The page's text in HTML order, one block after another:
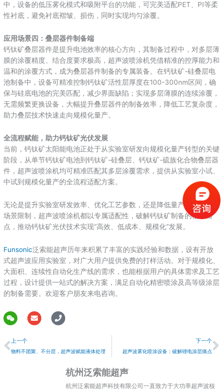
中，设备的低压雾化模式和吸附平台的功能，可完美适配PET、PI等柔
性衬底，避免衬底褶皱、损伤，同时实现均匀涂覆。
应用场景四：叠层器件制备端
钙钛矿叠层器件是提升电池效率的核心方向，其制备过程中，对多层薄
膜的涂覆精度、结合度要求极高，超声波喷涂机凭借精准的控厚能力和
温和的涂覆方式，成为叠层器件制备的专属装备。在钙钛矿-硅叠层电
池制备中，设备可精准控制钙钛矿活性层厚度在100-300nm区间，确
保与硅底电池的完美匹配，减少界面缺陷；实现多层薄膜的连续涂覆，
无需频繁更换设备，大幅提升叠层器件的制备效率，降低工艺复杂度，
助力叠层技术快速走向规模化量产。
全流程赋能，助力钙钛矿光伏发展
当前，钙钛矿太阳能电池正处于从实验室研发向规模化量产转型的关键
阶段，从单节钙钛矿电池到钙钛矿-硅叠层、钙钛矿-硫族化合物叠层器
件，超声波喷涂机均可精准匹配其多层涂覆需求，提供从实验室小试、
中试到规模化量产的全流程适配方案。
无论是提升实验室研发效率、优化工艺参数，还是降低量产成本、突破
场景限制，超声波喷涂机都以专属适配性，破解钙钛矿制备的核心痛
点，推动钙钛矿光伏技术实现“高效、低成本、规模化”发展。
Funsonic泛索能超声历年来积累了丰富的实践经验和数据，设有开放
式超声波应用实验室，对广大用户提供免费的打样活动。对于规模化、
大面积、连续性自动化生产线的需求，也能根据用户的具体需求及工艺
过程，设计提供一站式的解决方案，满足自动化精密喷涂及高等级涂层
的制备需要。欢迎客户朋友来电咨询。
W
x
i
E
l
P
e
上一个
上一个
物料不团聚、不分层，超声波赋能液体处理
下一个
超声波雾化喷涂设备：破解锂电涂层痛点
杭州泛索能超声
杭州泛索能超声科技有限公司一直致力于大功率超声波核